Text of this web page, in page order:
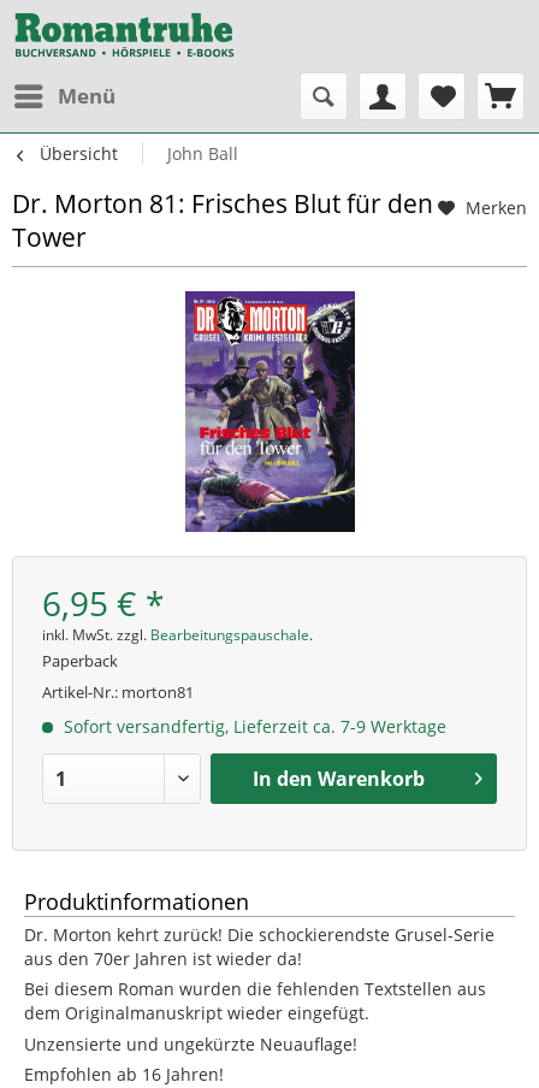
Menü
Übersicht John Ball
Merken
Dr. Morton 81: Frisches Blut für den
Tower
6,95 € *
inkl. MwSt. zzgl. Bearbeitungspauschale.
Paperback
Artikel-Nr.: morton81
Sofort versandfertig, Lieferzeit ca. 7-9 Werktage
In den Warenkorb
Produktinformationen
Dr. Morton kehrt zurück! Die schockierendste Grusel-Serie
aus den 70er Jahren ist wieder da!
Bei diesem Roman wurden die fehlenden Textstellen aus
dem Originalmanuskript wieder eingefügt.
Unzensierte und ungekürzte Neuauflage!
Empfohlen ab 16 Jahren!